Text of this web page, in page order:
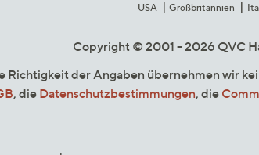
USA
Großbritannien
Copyright © 2001 - 2026 QVC
Richtigkeit der Angaben übernehmen wir
, die Datenschutzbestimmungen, die